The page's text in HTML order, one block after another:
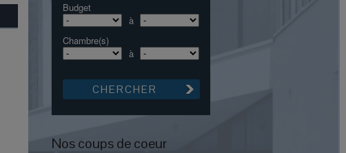
Budget
à
Chambre(s)
à
Nos coups de coeur